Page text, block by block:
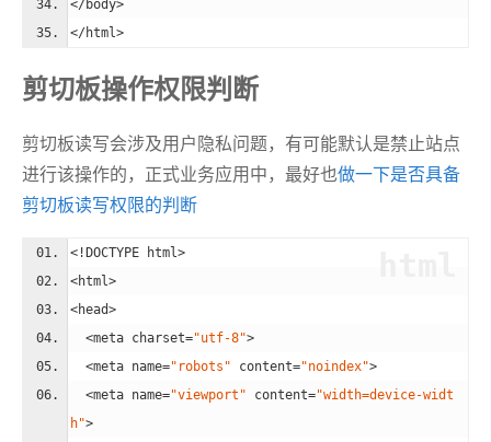
</body>
</html>
剪切板操作权限判断
剪切板读写会涉及用户隐私问题，有可能默认是禁止站点
进行该操作的，正式业务应用中，最好也做一下是否具备
剪切板读写权限的判断
<!DOCTYPE html>
<html>
<head>
<meta charset="utf-8">
<meta name="robots" content="noindex">
<meta name="viewport" content="width=device-widt
h">